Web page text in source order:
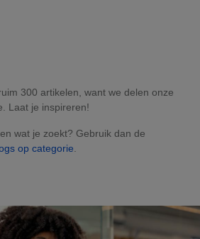
300 artikelen, want we delen onze
Laat je inspireren!
wat je zoekt? Gebruik dan de
op categorie